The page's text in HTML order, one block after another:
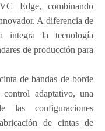
Edge, combinando
A diferencia de
integra la tecnología
de producción para
de bandas de borde
adaptativo, una
las configuraciones
de cintas de